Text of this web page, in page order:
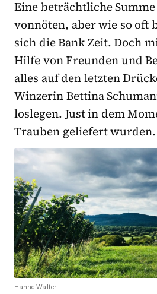
Eine beträchtliche
vonnöten, aber wie so oft
sich die Bank Zeit. Doch
Hilfe von Freunden und
alles auf den letzten
Winzerin Bettina
loslegen. Just in dem
Trauben geliefert wurden.
Hanne Walter